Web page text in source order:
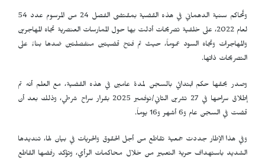
وتُحاكم سنية الدهماني في هذه القضية بمقتضى الفصل 24 من المرسوم عدد 54
لعام 2022، على خلفية تصريحات أدلت بها حول الممارسات العنصرية تجاه المهاجرين
والمهاجرات وتجاه السود عموماً، حيث تم فتح قضيتين منفصلتين ضدها بناءً على
التصريحات ذاتها.
وصدر بحقها حكم ابتدائي بالسجن لمدة عامين في هذه القضية، مع العلم أنه تم
إطلاق سراحها في 27 تشرين الثاني/نوفمبر 2025 بقرار سراح شرطي، وذلك بعد أن
قضت في السجن عام و6 أشهر و16 يوماً.
وفي هذا الإطار جددت جمعية تقاطع من أجل الحقوق والحريات في بيان لها، تنديدها
الشديد باستهداف حرية التعبير من خلال محاكمات الرأي، وتؤكد رفضها القاطع